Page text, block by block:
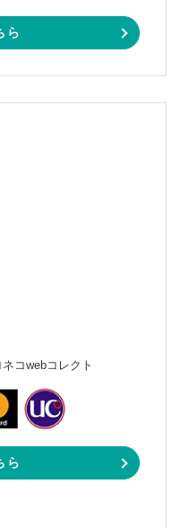
ら
ら